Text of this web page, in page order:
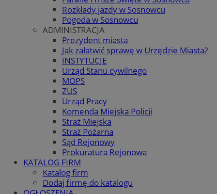
Rozkłady jazdy w Sosnowcu
Pogoda w Sosnowcu
ADMINISTRACJA
Prezydent miasta
Jak załatwić sprawę w Urzędzie Miasta?
INSTYTUCJE
Urząd Stanu cywilnego
MOPS
ZUS
Urząd Pracy
Komenda Miejska Policji
Straż Miejska
Straż Pożarna
Sąd Rejonowy
Prokuratura Rejonowa
KATALOG FIRM
Katalog firm
Dodaj firmę do katalogu